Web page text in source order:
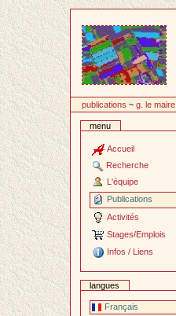
contenu
publications ~g. le maire
menu
Accueil
Recherche
L'équipe
Publications
Activités
Stages/Emplois
Infos / Liens
langues
Français